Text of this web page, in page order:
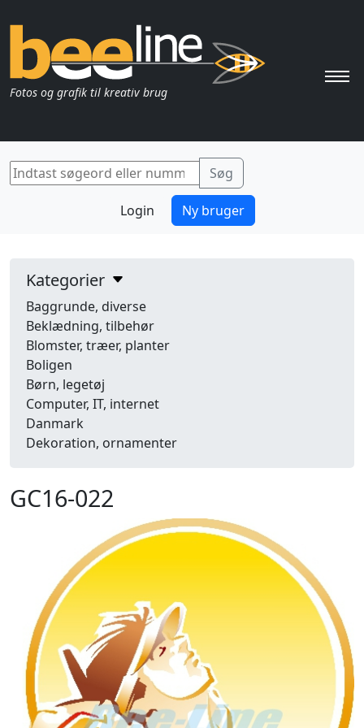
Fotos og grafik til kreativ brug
Login Ny bruger
Kategorier
Baggrunde, diverse
Beklædning, tilbehør
Blomster, træer, planter
Boligen
Børn, legetøj
Computer, IT, internet
Danmark
Dekoration, ornamenter
Efterår
Energi, miljø, økologi
Fænomener, begreber
Fastelavn, karneval
Ferie, rejser
Fiskeri
Fly, luftfart
Folkeslag
Forår
Fritid, hobby
Frugt, grønt
GC16-022